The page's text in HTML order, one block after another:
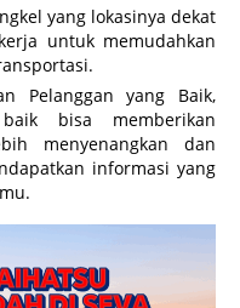
yang lokasinya dekat
untuk memudahkan
Pelanggan yang Baik,
bisa memberikan
menyenangkan dan
informasi yang